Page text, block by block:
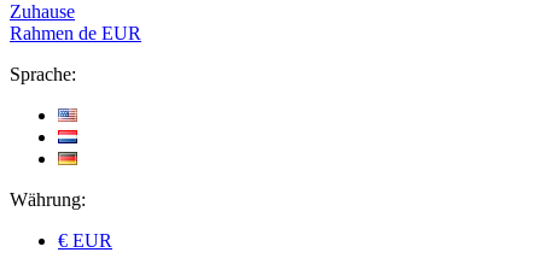
Zuhause
Rahmen de EUR
Sprache:
Währung:
€ EUR